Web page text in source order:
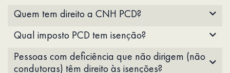
Quem tem direito a CNH PCD?
Qual imposto PCD tem isenção?
Pessoas com deficiência que não dirigem (não
condutoras) têm direito às isenções?